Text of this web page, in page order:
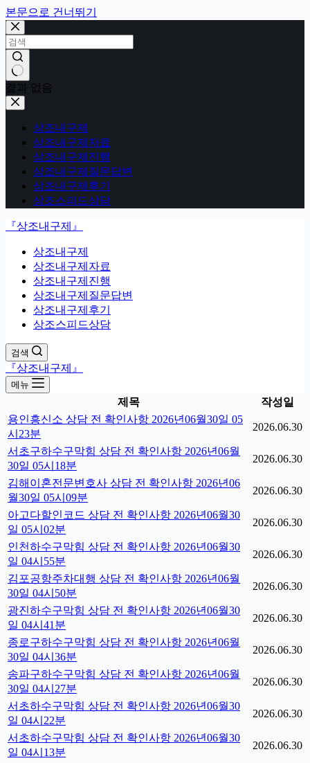
본문으로 건너뛰기
결과 없음
상조내구제
상조내구제자료
상조내구제진행
상조내구제질문답변
상조내구제후기
상조스피드상담
『상조내구제』
상조내구제
상조내구제자료
상조내구제진행
상조내구제질문답변
상조내구제후기
상조스피드상담
검색
『상조내구제』
메뉴
제목
작성일
용인흥신소 상담 전 확인사항 2026년06월30일 05
시23분
2026.06.30
서초구하수구막힘 상담 전 확인사항 2026년06월
30일 05시18분
2026.06.30
김해이혼전문변호사 상담 전 확인사항 2026년06
월30일 05시09분
2026.06.30
아고다할인코드 상담 전 확인사항 2026년06월30
일 05시02분
2026.06.30
인천하수구막힘 상담 전 확인사항 2026년06월30
일 04시55분
2026.06.30
김포공항주차대행 상담 전 확인사항 2026년06월
30일 04시50분
2026.06.30
광진하수구막힘 상담 전 확인사항 2026년06월30
일 04시41분
2026.06.30
종로구하수구막힘 상담 전 확인사항 2026년06월
30일 04시36분
2026.06.30
송파구하수구막힘 상담 전 확인사항 2026년06월
30일 04시27분
2026.06.30
서초하수구막힘 상담 전 확인사항 2026년06월30
일 04시22분
2026.06.30
서초하수구막힘 상담 전 확인사항 2026년06월30
일 04시13분
2026.06.30